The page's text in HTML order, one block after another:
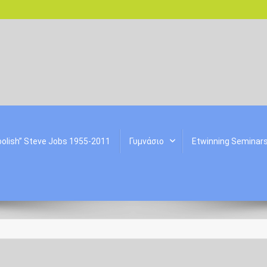
Steve Jobs 1955-2011 Γυμνάσιο Etwinning